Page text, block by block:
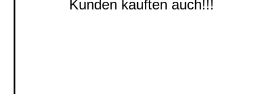
Kunden kauften auch!!!